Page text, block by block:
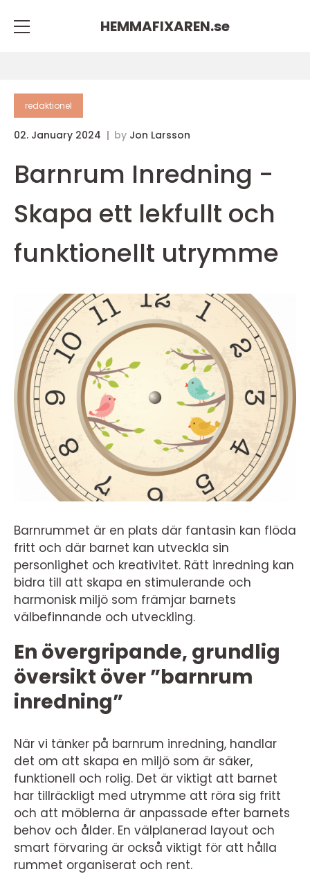
HEMMAFIXAREN.se
redaktionel
02. January 2024 by Jon Larsson
Barnrum Inredning -
Skapa ett lekfullt och
funktionellt utrymme
Barnrummet är en plats där fantasin kan flöda
fritt och där barnet kan utveckla sin
personlighet och kreativitet. Rätt inredning kan
bidra till att skapa en stimulerande och
harmonisk miljö som främjar barnets
välbefinnande och utveckling.
En övergripande, grundlig
översikt över ”barnrum
inredning”
När vi tänker på barnrum inredning, handlar
det om att skapa en miljö som är säker,
funktionell och rolig. Det är viktigt att barnet
har tillräckligt med utrymme att röra sig fritt
och att möblerna är anpassade efter barnets
behov och ålder. En välplanerad layout och
smart förvaring är också viktigt för att hålla
rummet organiserat och rent.